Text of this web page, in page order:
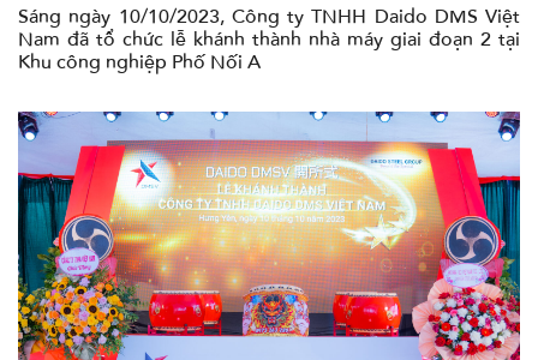
THÔNG TIN MÔI TRƯỜNG
Sáng ngày 10/10/2023, Công ty TNHH Daido DMS Việt
Nam đã tổ chức lễ khánh thành nhà máy giai đoạn 2 tại
Khu công nghiệp Phố Nối A